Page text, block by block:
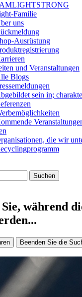
Familie
uns
Ausrüstung
und Veranstaltungen
Blogs
sein in;
die wir
während
Beenden Sie die